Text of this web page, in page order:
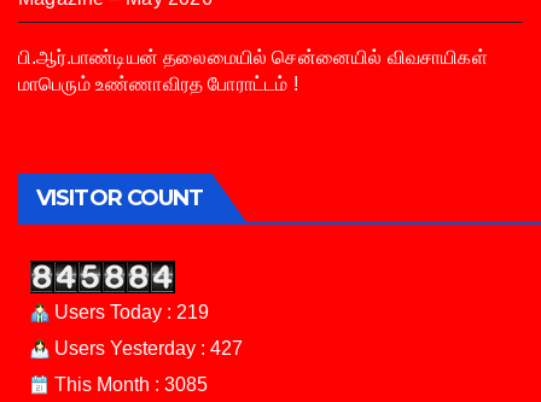
பி.ஆர்.பாண்டியன் தலைமையில் சென்னையில் விவசாயிகள்
மாபெரும் உண்ணாவிரத போராட்டம் !
VISITOR COUNT
Users Today : 219
Users Yesterday : 427
This Month : 3085